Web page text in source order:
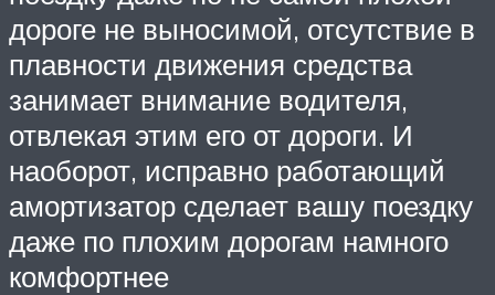
дороге не выносимой, отсутствие в
плавности движения средства
занимает внимание водителя,
отвлекая этим его от дороги. И
наоборот, исправно работающий
амортизатор сделает вашу поездку
даже по плохим дорогам намного
комфортнее